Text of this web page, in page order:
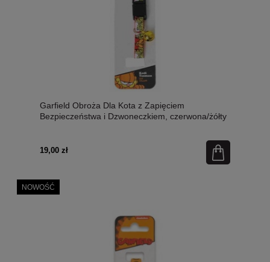
Garfield Obroża Dla Kota z Zapięciem
Bezpieczeństwa i Dzwoneczkiem, czerwona/żółty
19,00 zł
NOWOŚĆ